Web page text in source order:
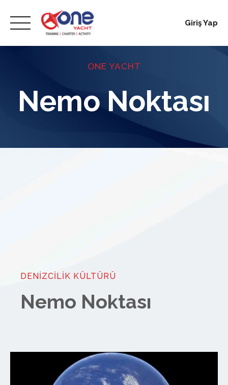
content
Giriş Yap
ONE YACHT
Nemo Noktası
DENIZCILIK KÜLTÜRÜ
Nemo Noktası